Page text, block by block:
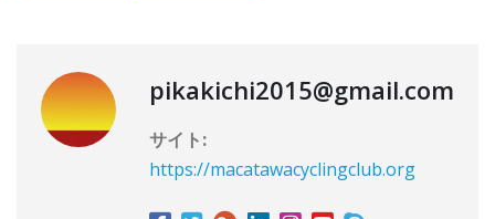
pikakichi2015@gmail.com
サイト:
https://macatawacyclingclub.org